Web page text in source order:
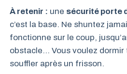
À retenir : une sécurité porte
c’est la base. Ne shuntez
fonctionne sur le coup,
obstacle… Vous voulez dormir
souffler après un frisson.